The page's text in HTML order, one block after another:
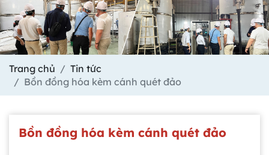
Trang chủ
Tin tức
Bồn đồng hóa kèm cánh quét đảo
Bồn đồng hóa kèm cánh quét đảo